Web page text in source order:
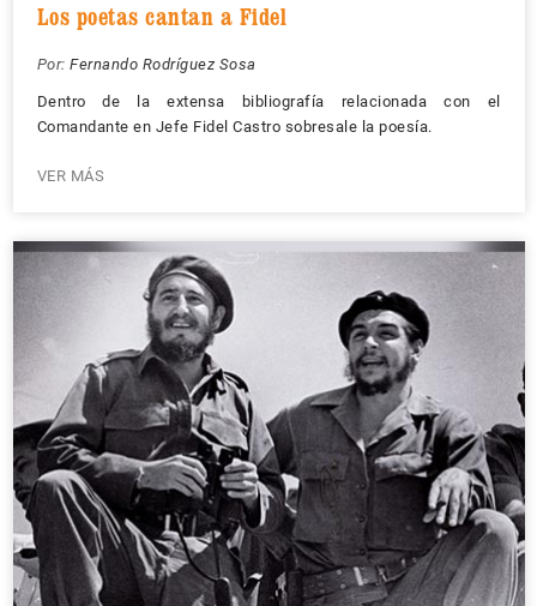
Los poetas cantan a Fidel
Por: Fernando Rodríguez Sosa
Dentro de la extensa bibliografía relacionada con el
Comandante en Jefe Fidel Castro sobresale la poesía.
VER MÁS